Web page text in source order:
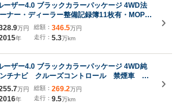
ーザー4.0 ブラックカラーパッケージ 4WD法
ナー・ディーラー整備記録簿11枚有・MOPリ
ロック・A-TRAC・GANADOR車検対応マフラ
ルシュタインショック・リフトUP・JAOSサイ
ップ・フロントグリル・カスタムパーツ
万円
年
総額： 346.5万円
走行： 5.3万km
ーザー4.0 ブラックカラーパッケージ 4WD純
チナビ クルーズコントロール 禁煙車 バ
メラ 横滑り防止装置 LEDヘッドライト
ルセグ Bluetooth 盗難防止システム 純
きステアリング
万円
年
総額： 269.2万円
走行： 9.5万km